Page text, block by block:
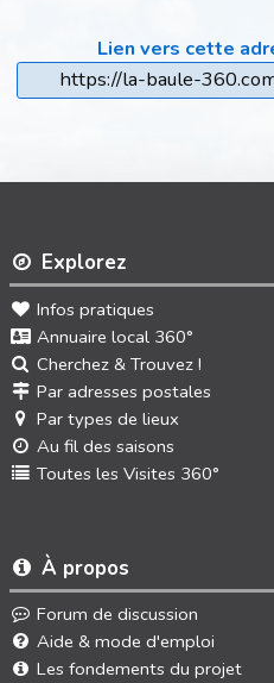
Lien vers cette
https://la-baule-
Explorez
Infos pratiques
Annuaire local 360°
Cherchez & Trouvez !
Par adresses postales
Par types de lieux
Au fil des saisons
Toutes les Visites 360°
À propos
Forum de discussion
Aide & mode d'emploi
Les fondements du projet